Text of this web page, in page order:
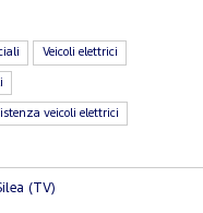
Veicoli elettrici
veicoli elettrici
(TV)